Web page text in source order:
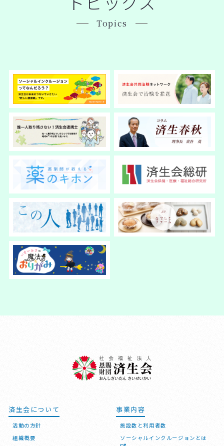
Topics
済生会について
活動の方針
組織概要
事業内容
施設数と利用者数
ソーシャルインクルージョンとは